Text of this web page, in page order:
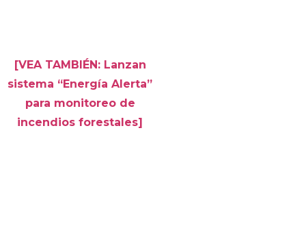
[VEA TAMBIÉN: Lanzan
sistema “Energía Alerta”
para monitoreo de
incendios forestales]